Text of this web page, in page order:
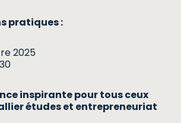
pratiques :
2025
inspirante pour tous ceux
études et entrepreneuriat